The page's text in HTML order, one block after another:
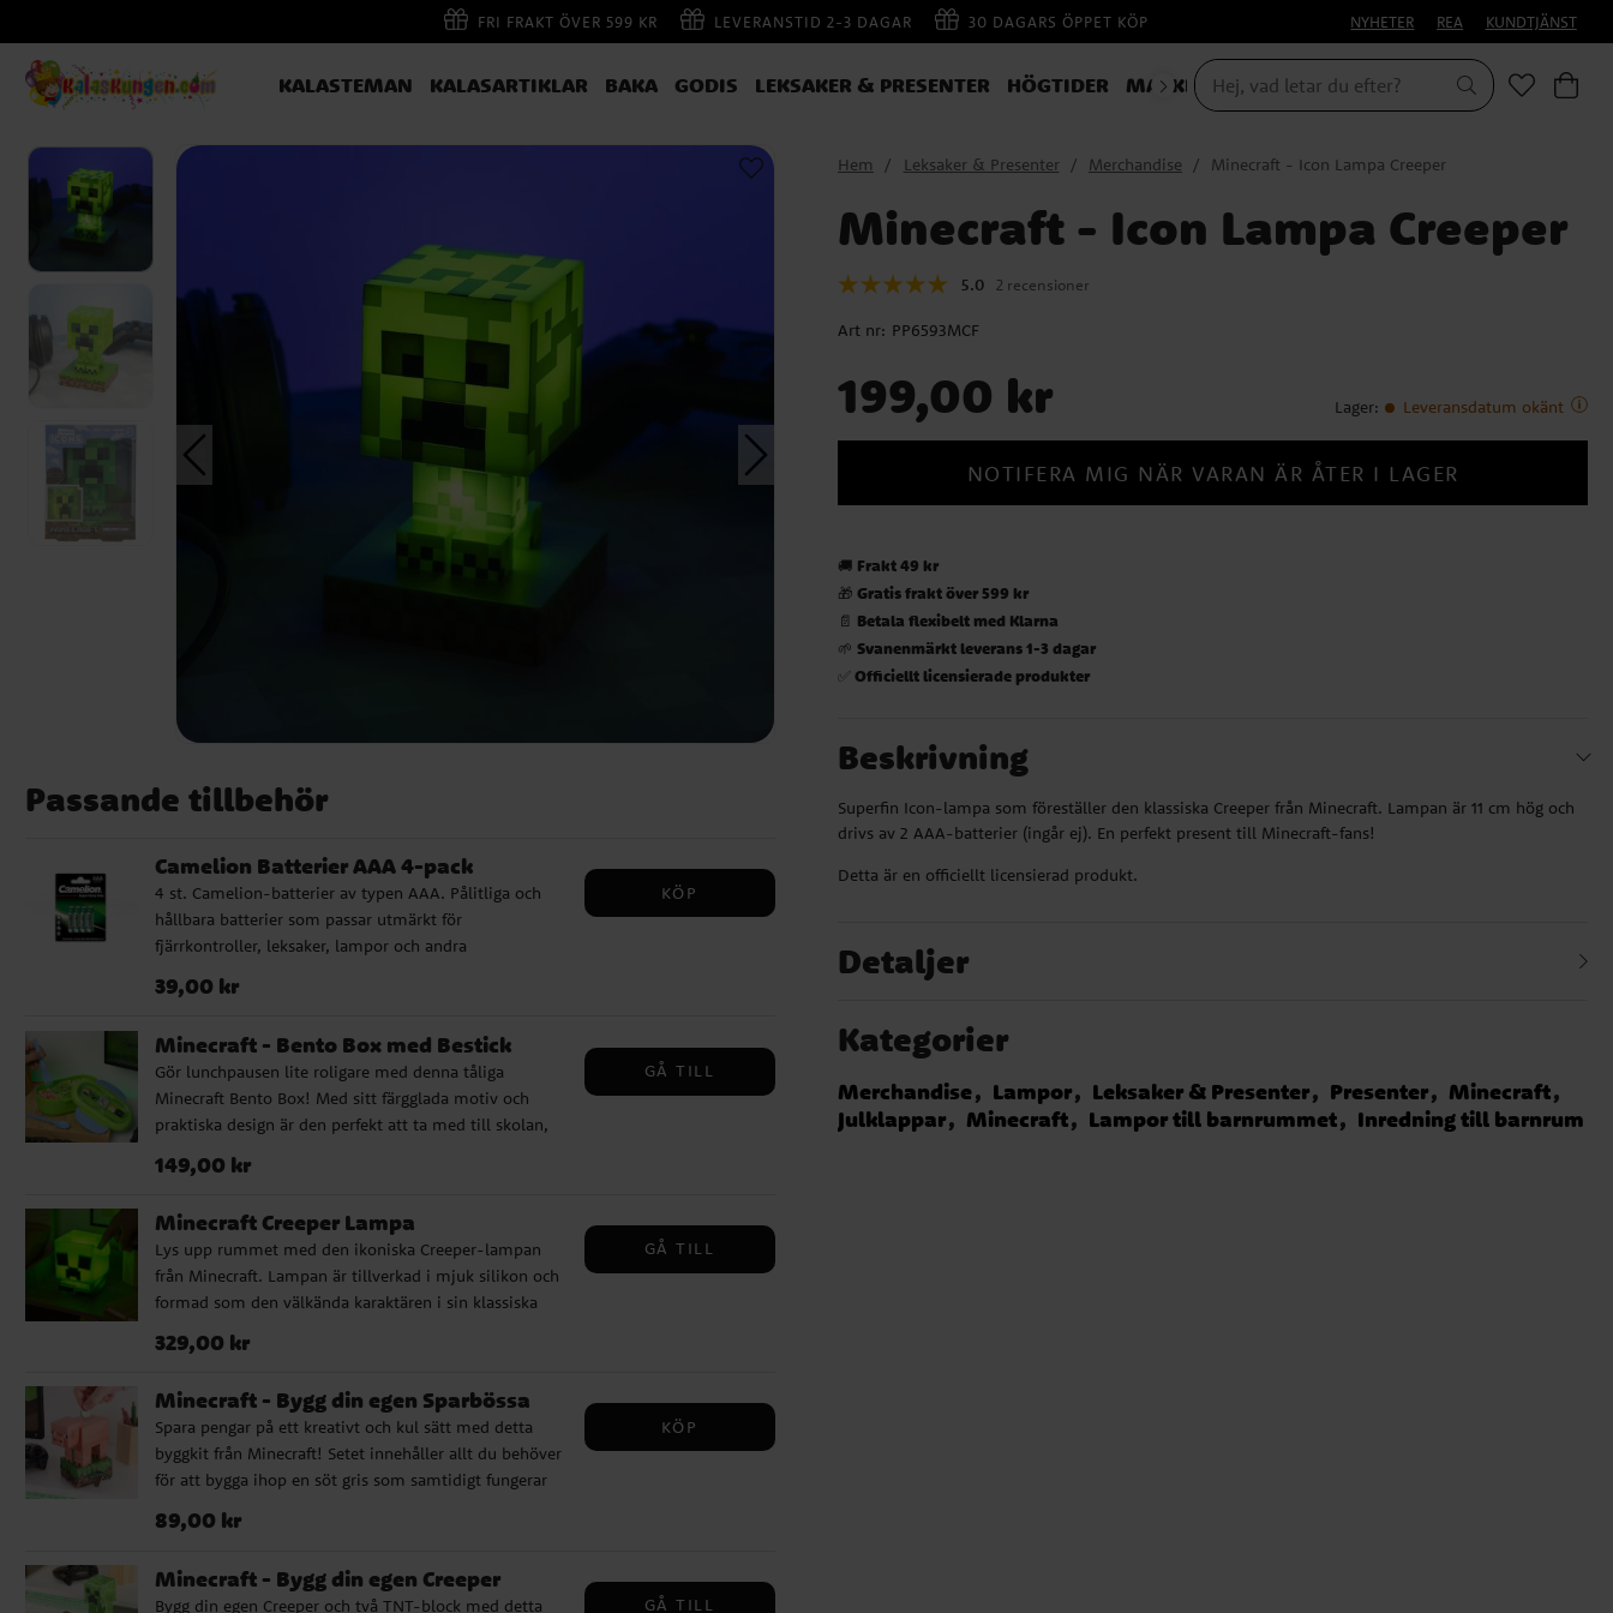
FRI FRAKT ÖVER 599 KR LEVERANSTID 2-3 DAGAR 30 DAGARS ÖPPET KÖP NYHETER REA KUNDTJÄNST
KALASTEMAN KALASARTIKLAR BAKA GODIS LEKSAKER & PRESENTER HÖGTIDER MASKERAD
Passande tillbehör
Camelion Batterier AAA 4-pack
4 st. Camelion-batterier av typen AAA. Pålitliga och
hållbara batterier som passar utmärkt för
fjärrkontroller, leksaker, lampor och andra
Pris :39,00 kr
39,00 kr
KÖP
Minecraft - Bento Box med Bestick
Gör lunchpausen lite roligare med denna tåliga
Minecraft Bento Box! Med sitt färgglada motiv och
praktiska design är den perfekt att ta med till skolan,
tillverkad i slitstark plast och har en smart avdelare
bestickset – både sked och gaffel i plast ingår – och
locket pryds av kända Minecraft-karaktärer. ✔️ Tålig
matlåda med avdelare – perfekt för lunch eller snacks
✔️ Inklusive sked och gaffel i plast ✔️ Tål både
mikrovågsugn och diskmaskin ✔️ Officiellt licensierad
Pris: 149,00 kr
149,00 kr
GÅ TILL
Minecraft Creeper Lampa
Lys upp rummet med den ikoniska Creeper-lampan
från Minecraft. Lampan är tillverkad i mjuk silikon och
formad som den välkända karaktären i sin klassiska
tre ljuslägen som enkelt ändras genom att trycka på
automatiskt efter en stund. Perfekt vid läggdags, på
skrivbordet eller som en kul inredningsdetalj för alla
som älskar Minecraft. ✔️ LED-lampa i mjuk silikon ✔️
Tre ljuslägen med tryckfunktion ✔️ Automatisk
avstängning efter en stund (1-3 timmar) ✔️ USB-
Officiellt licensierad produkt från Minecraft
Pris: 329,00 kr
329,00 kr
GÅ TILL
Minecraft - Bygg din egen Sparbössa
Spara pengar på ett kreativt och kul sätt med detta
byggkit från Minecraft! Setet innehåller allt du behöver
för att bygga ihop en söt gris som samtidigt fungerar
ihop av fyra förskurna kortark och när den är färdig är
du lägger i ett mynt rör sig grisen glatt på huvudet –
Pris :89,00 kr
89,00 kr
KÖP
Minecraft - Bygg din egen Creeper
Bygg din egen Creeper och två TNT-block med detta
GÅ TILL
Hem Leksaker & Presenter Merchandise Minecraft - Icon Lampa Creeper
Minecraft - Icon Lampa Creeper
5.0 2 recensioner
Art nr: PP6593MCF
199,00 kr Lager: Leveransdatum okänt
NOTIFERA MIG NÄR VARAN ÄR ÅTER I LAGER
🚚 Frakt 49 kr
🎁Gratis frakt över 599 kr
📄 Betala flexibelt med Klarna
🌱Svanenmärkt leverans 1-3 dagar
✅Officiellt licensierade produkter
Beskrivning
Superfin Icon-lampa som föreställer den klassiska Creeper från Minecraft. Lampan är 11 cm hög och
drivs av 2 AAA-batterier (ingår ej). En perfekt present till Minecraft-fans!
Detta är en officiellt licensierad produkt.
Detaljer
Kategorier
Merchandise Lampor Leksaker & Presenter Presenter
Minecraft
Julklappar
Minecraft Lampor till barnrummet Inredning till barnrum